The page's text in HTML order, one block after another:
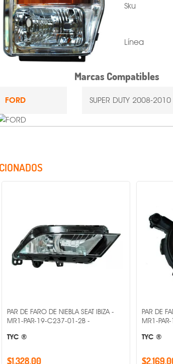
Sku
Línea
Marcas Compatibles
FORD SUPER DUTY 2008-2010
Incluye Cristales
SEAT IBIZA -
2B -
PAR DE FARO DE NIEBLA SEAT IBIZA -
MR1-PAR-19-A849-01-2B -